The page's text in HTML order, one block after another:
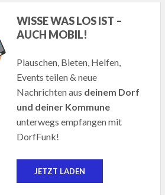
WISSE WAS LOS IST –
AUCH MOBIL!
Plauschen, Bieten, Helfen,
Events teilen & neue
Nachrichten aus deinem Dorf
und deiner Kommune
unterwegs empfangen mit
DorfFunk!
JETZT LADEN